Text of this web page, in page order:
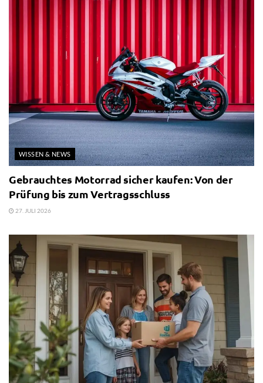
WISSEN & NEWS
Gebrauchtes Motorrad sicher kaufen: Von der
Prüfung bis zum Vertragsschluss
27. JULI 2026